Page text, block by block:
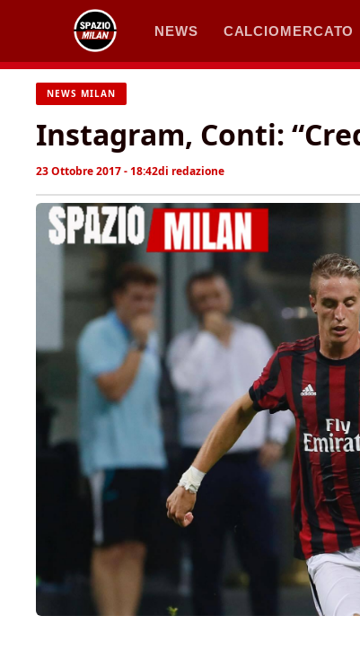
contenuto
NEWS CALCIOMERCATO
NEWS MILAN
Instagram, Conti:
23 Ottobre 2017 - 18:42di redazione